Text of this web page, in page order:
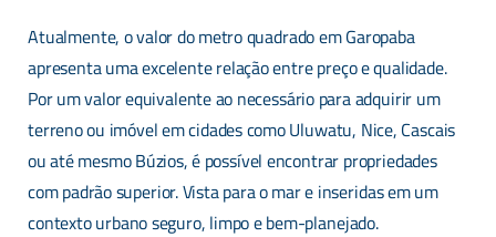
Atualmente, o valor do metro quadrado em Garopaba
apresenta uma excelente relação entre preço e qualidade.
Por um valor equivalente ao necessário para adquirir um
terreno ou imóvel em cidades como Uluwatu, Nice, Cascais
ou até mesmo Búzios, é possível encontrar propriedades
com padrão superior. Vista para o mar e inseridas em um
contexto urbano seguro, limpo e bem-planejado.